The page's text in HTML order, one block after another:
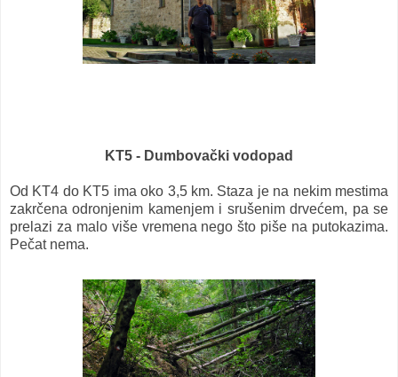
KT5 - Dumbovački vodopad
Od KT4 do KT5 ima oko 3,5 km. Staza je na nekim mestima
zakrčena odronjenim kamenjem i srušenim drvećem, pa se
prelazi za malo više vremena nego što piše na putokazima.
Pečat nema.